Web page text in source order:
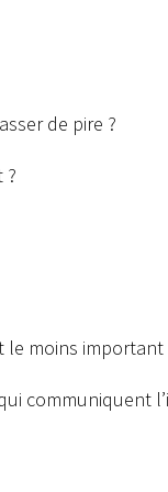
de pire ?
?
le moins important
communiquent